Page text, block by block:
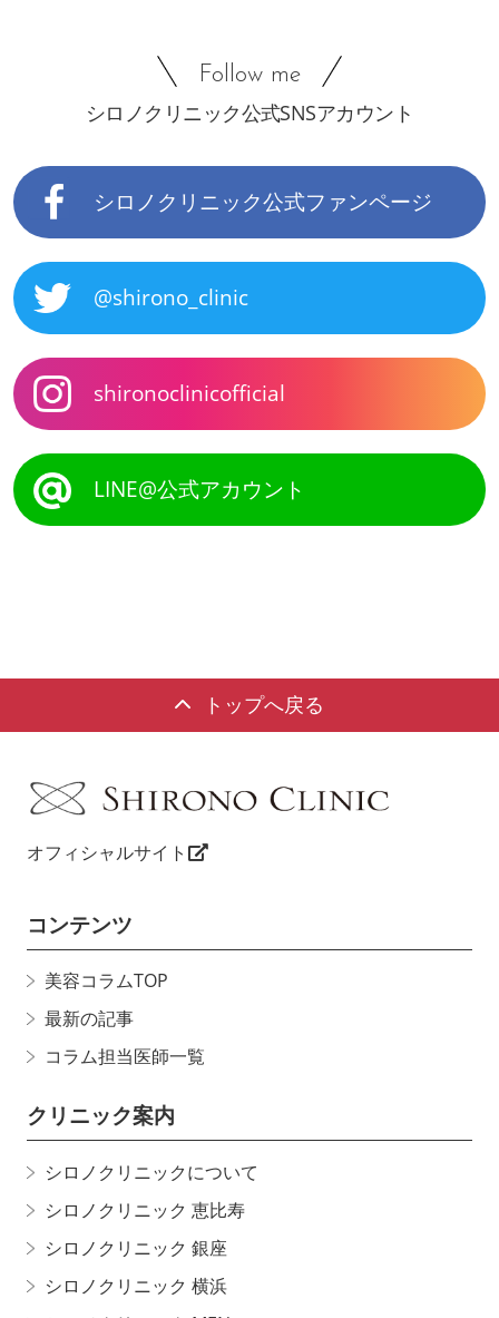
Follow me
シロノクリニック公式SNSアカウント
シロノクリニック公式ファンページ
@shirono_clinic
shironoclinicofficial
LINE@公式アカウント
トップへ戻る
オフィシャルサイト
コンテンツ
美容コラムTOP
最新の記事
コラム担当医師一覧
クリニック案内
シロノクリニックについて
シロノクリニック 恵比寿
シロノクリニック 銀座
シロノクリニック 横浜